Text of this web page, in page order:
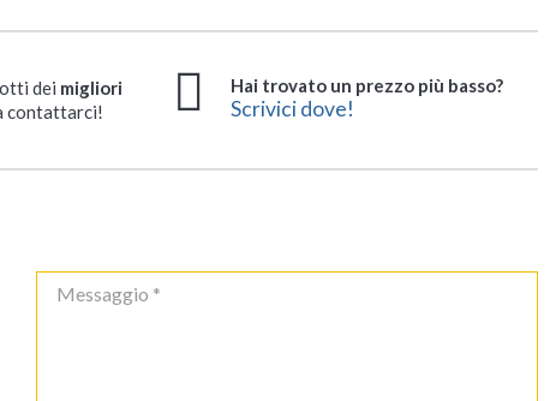
dei migliori
contattarci!
Hai trovato un prezzo più basso?
Scrivici dove!